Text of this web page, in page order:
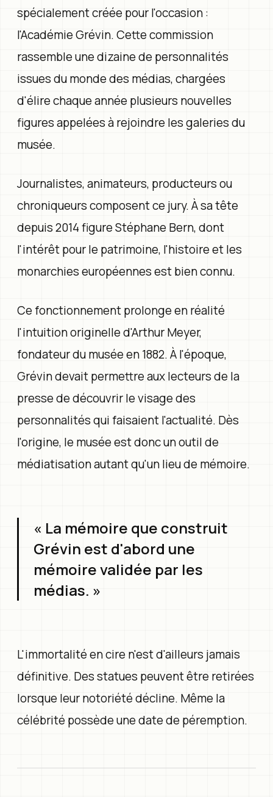
spécialement créée pour l'occasion :
l'Académie Grévin. Cette commission
rassemble une dizaine de personnalités
issues du monde des médias, chargées
d'élire chaque année plusieurs nouvelles
figures appelées à rejoindre les galeries du
musée.
Journalistes, animateurs, producteurs ou
chroniqueurs composent ce jury. À sa tête
depuis 2014 figure Stéphane Bern, dont
l'intérêt pour le patrimoine, l'histoire et les
monarchies européennes est bien connu.
Ce fonctionnement prolonge en réalité
l'intuition originelle d'Arthur Meyer,
fondateur du musée en 1882. À l'époque,
Grévin devait permettre aux lecteurs de la
presse de découvrir le visage des
personnalités qui faisaient l'actualité. Dès
l'origine, le musée est donc un outil de
médiatisation autant qu'un lieu de mémoire.
« La mémoire que construit
Grévin est d'abord une
mémoire validée par les
médias. »
L'immortalité en cire n'est d'ailleurs jamais
définitive. Des statues peuvent être retirées
lorsque leur notoriété décline. Même la
célébrité possède une date de péremption.